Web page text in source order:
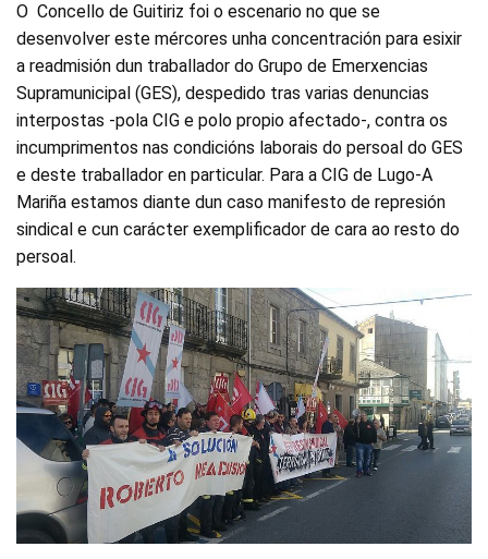
O Concello de Guitiriz foi o escenario no que se
desenvolver este mércores unha concentración para esixir
a readmisión dun traballador do Grupo de Emerxencias
Supramunicipal (GES), despedido tras varias denuncias
interpostas -pola CIG e polo propio afectado-, contra os
incumprimentos nas condicións laborais do persoal do GES
e deste traballador en particular. Para a CIG de Lugo-A
Mariña estamos diante dun caso manifesto de represión
sindical e cun carácter exemplificador de cara ao resto do
persoal.